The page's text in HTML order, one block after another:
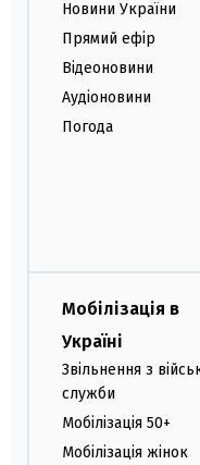
Новини України
Прямий ефір
Відеоновини
Аудіоновини
Погода
Мобілізація в
Україні
Звільнення з
служби
Мобілізація 50+
Мобілізація жінок